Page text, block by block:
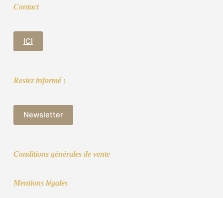
Contact
ICI
Restez informé:
Newsletter
Conditions générales de vente
Mentions légales